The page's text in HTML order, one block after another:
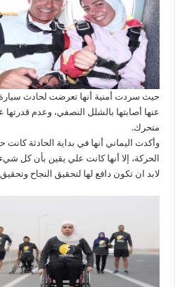
حيث سردت أمنية أنها تعرضت لحادث
عنها أصابتها بالشلل النصفي، وعدم
متحرك.
وأكدت اليماني أنها في بداية الحادثة كانت
الحركة، إلا أنها كانت علي يقين بأن كل
لابد ان تكون دافع لها لتحقيق النجاح